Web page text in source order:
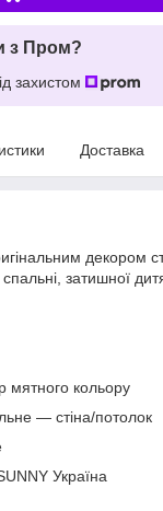
з Пром?
захистом
Доставка
декором
затишної
мятного кольору
— стіна/потолок
Україна